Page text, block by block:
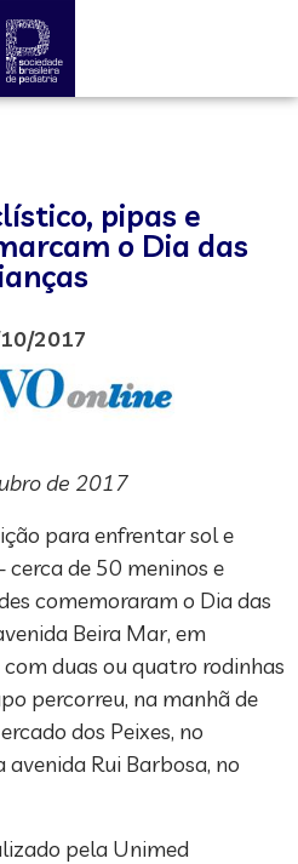
pipas e
o Dia das
2017
de 2017
para enfrentar sol e
de 50 meninos e
comemoraram o Dia das
Beira Mar, em
duas ou quatro rodinhas
percorreu, na manhã de
dos Peixes, no
Rui Barbosa, no
pela Unimed